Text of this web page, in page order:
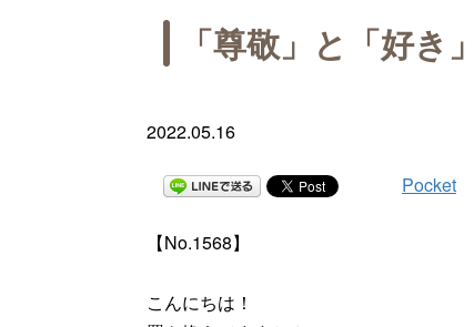
「尊敬」と「好き
2022.05.16
Pocket
【No.1568】
こんにちは！